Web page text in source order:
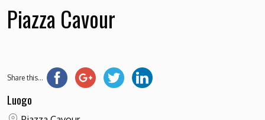
Piazza Cavour
Share this...
Luogo